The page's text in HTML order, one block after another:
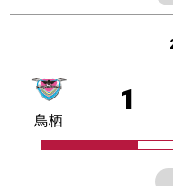
1
鳥栖